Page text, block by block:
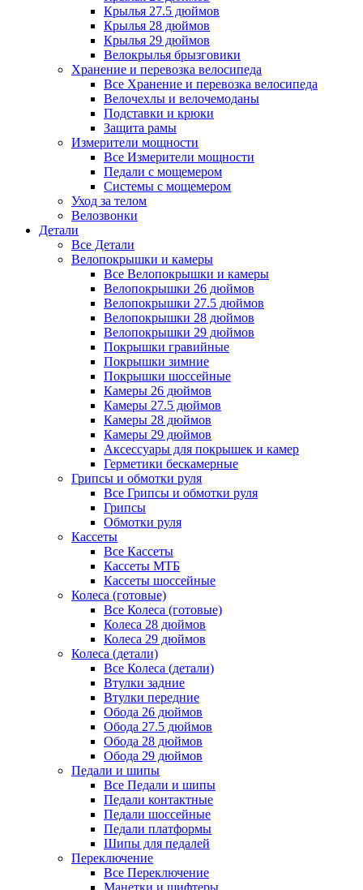
Крылья 27.5 дюймов
Крылья 28 дюймов
Крылья 29 дюймов
Велокрылья брызговики
Хранение и перевозка велосипеда
Все Хранение и перевозка велосипеда
Велочехлы и велочемоданы
Подставки и крюки
Защита рамы
Измерители мощности
Все Измерители мощности
Педали с мощемером
Системы с мощемером
Уход за телом
Велозвонки
Детали
Все Детали
Велопокрышки и камеры
Все Велопокрышки и камеры
Велопокрышки 26 дюймов
Велопокрышки 27.5 дюймов
Велопокрышки 28 дюймов
Велопокрышки 29 дюймов
Покрышки гравийные
Покрышки зимние
Покрышки шоссейные
Камеры 26 дюймов
Камеры 27.5 дюймов
Камеры 28 дюймов
Камеры 29 дюймов
Аксессуары для покрышек и камер
Герметики бескамерные
Грипсы и обмотки руля
Все Грипсы и обмотки руля
Грипсы
Обмотки руля
Кассеты
Все Кассеты
Кассеты МТБ
Кассеты шоссейные
Колеса (готовые)
Все Колеса (готовые)
Колеса 28 дюймов
Колеса 29 дюймов
Колеса (детали)
Все Колеса (детали)
Втулки задние
Втулки передние
Обода 26 дюймов
Обода 27.5 дюймов
Обода 28 дюймов
Обода 29 дюймов
Педали и шипы
Все Педали и шипы
Педали контактные
Педали шоссейные
Педали платформы
Шипы для педалей
Переключение
Все Переключение
Манетки и шифтеры